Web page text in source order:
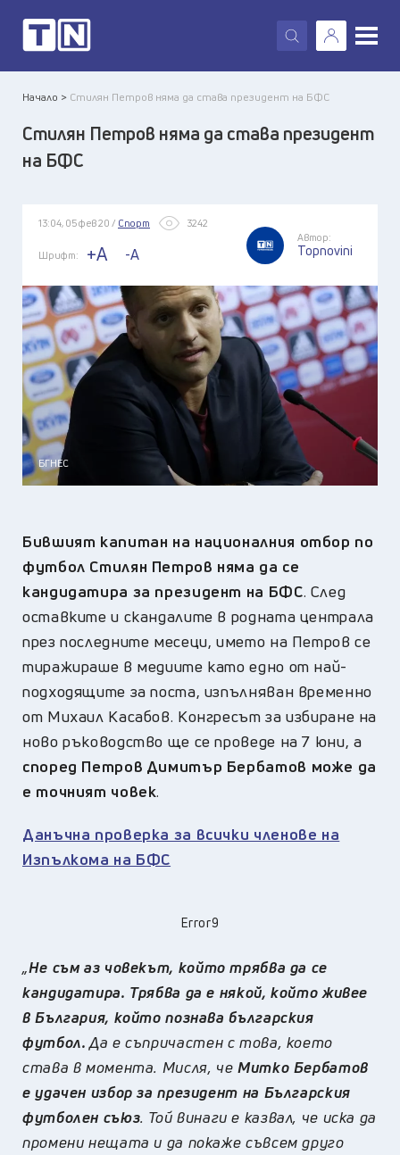
X
Начало > Стилян Петров няма да става президент на БФС
Стилян Петров няма да става президент
на БФС
13:04, 05 фев 20 / Спорт 3242
Шрифт: +A -A
Автор:
Topnovini
БГНЕС
Бившият капитан на националния отбор по
футбол Стилян Петров няма да се
кандидатира за президент на БФС. След
оставките и скандалите в родната централа
през последните месеци, името на Петров се
тиражираше в медиите като едно от най-
подходящите за поста, изпълняван временно
от Михаил Касабов. Конгресът за избиране на
ново ръководство ще се проведе на 7 юни, а
според Петров Димитър Бербатов може да
е точният човек.
Данъчна проверка за всички членове на
Изпълкома на БФС
Error9
„Не съм аз човекът, който трябва да се
кандидатира. Трябва да е някой, който живее
в България, който познава българския
футбол.Да е съпричастен с това, което
става в момента. Мисля, чеМитко Бербатов
е удачен избор за президент на Българския
футболен съюз. Той винаги е казвал, че иска да
промени нещата и да покаже съвсем друго